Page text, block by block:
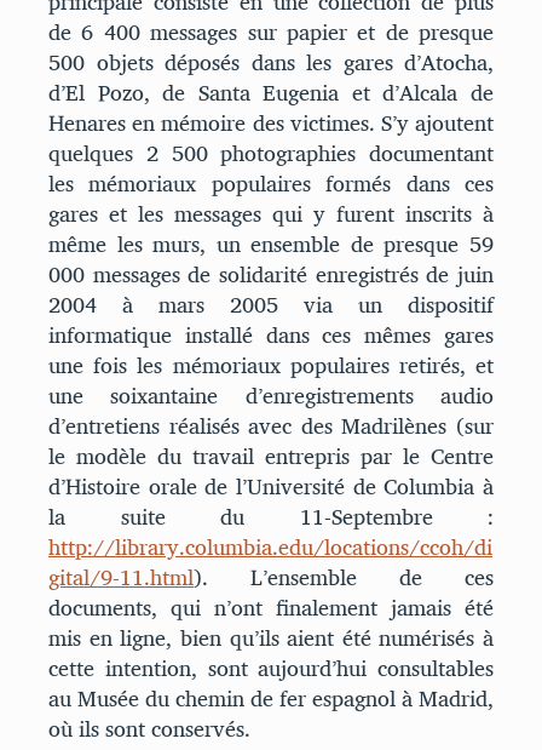
de 6 400 messages sur papier et de presque
500 objets déposés dans les gares d’Atocha,
d’El Pozo, de Santa Eugenia et d’Alcala de
Henares en mémoire des victimes. S’y ajoutent
quelques 2 500 photographies documentant
les mémoriaux populaires formés dans ces
gares et les messages qui y furent inscrits à
même les murs, un ensemble de presque 59
000 messages de solidarité enregistrés de juin
2004 à mars 2005 via un dispositif
informatique installé dans ces mêmes gares
une fois les mémoriaux populaires retirés, et
une soixantaine d’enregistrements audio
d’entretiens réalisés avec des Madrilènes (sur
le modèle du travail entrepris par le Centre
d’Histoire orale de l’Université de Columbia à
la suite du 11-Septembre :
http://library.columbia.edu/locations/ccoh/di
gital/9-11.html). L’ensemble de ces
documents, qui n’ont finalement jamais été
mis en ligne, bien qu’ils aient été numérisés à
cette intention, sont aujourd’hui consultables
au Musée du chemin de fer espagnol à Madrid,
où ils sont conservés.